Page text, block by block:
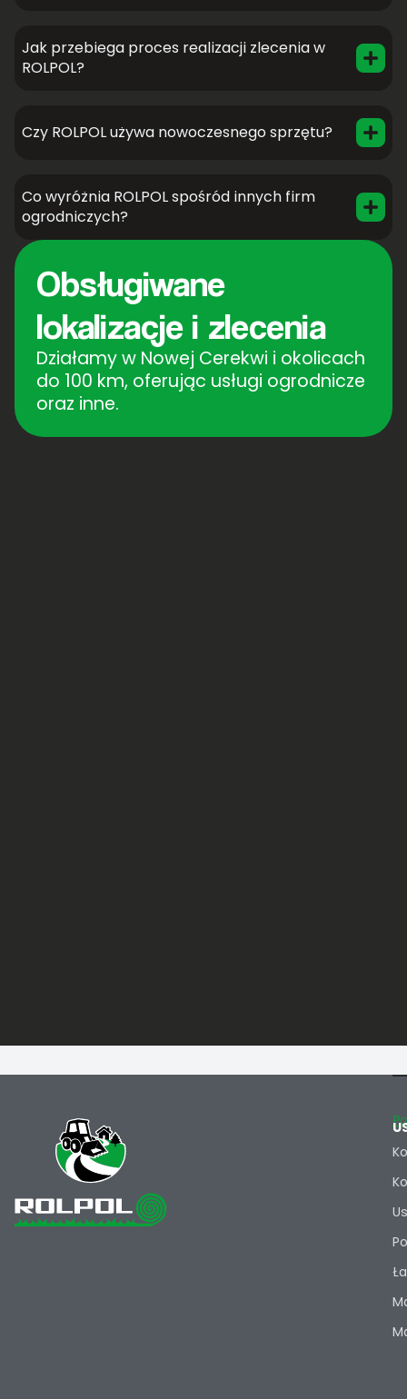
Jak przebiega proces realizacji zlecenia w
ROLPOL?
Czy ROLPOL używa nowoczesnego sprzętu?
Co wyróżnia ROLPOL spośród innych firm
ogrodniczych?
Obsługiwane
lokalizacje i zlecenia
Działamy w Nowej Cerekwi i okolicach
do 100 km, oferując usługi ogrodnicze
oraz inne.